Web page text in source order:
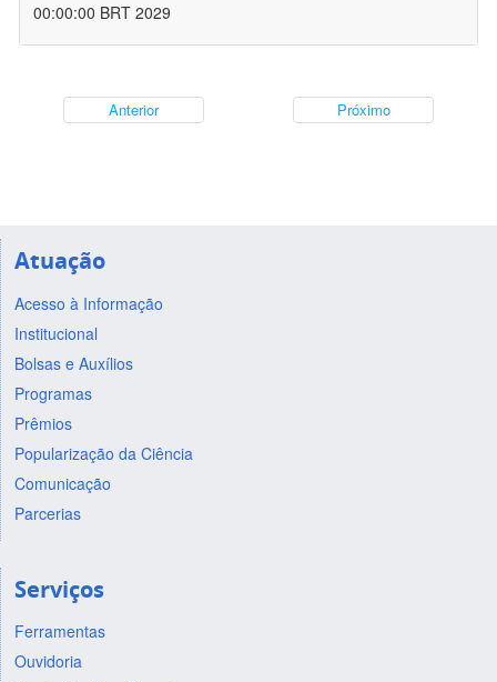
00:00:00 BRT 2029
Anterior Próximo
Atuação
Acesso à Informação
Institucional
Bolsas e Auxílios
Programas
Prêmios
Popularização da Ciência
Comunicação
Parcerias
Serviços
Ferramentas
Ouvidoria